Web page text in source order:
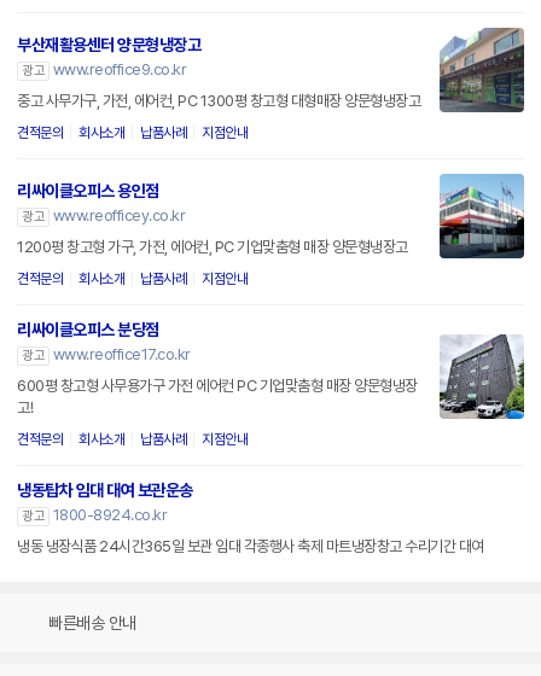
부산재활용센터 양문형냉장고
광고 www.reoffice9.co.kr
중고 사무가구, 가전, 에어컨, PC 1300평 창고형 대형매장 양문형냉장고
견적문의 회사소개 납품사례 지점안내
리싸이클오피스 용인점
광고 www.reofficey.co.kr
1200평 창고형 가구, 가전, 에어컨, PC 기업맞춤형 매장 양문형냉장고
견적문의 회사소개 납품사례 지점안내
리싸이클오피스 분당점
광고 www.reoffice17.co.kr
600평 창고형 사무용가구 가전 에어컨 PC 기업맞춤형 매장 양문형냉장
고!
견적문의 회사소개 납품사례 지점안내
냉동탑차 임대 대여 보관운송
광고 1800-8924.co.kr
냉동 냉장식품 24시간365일 보관 임대 각종행사 축제 마트냉장창고 수리기간 대여
빠른배송 안내